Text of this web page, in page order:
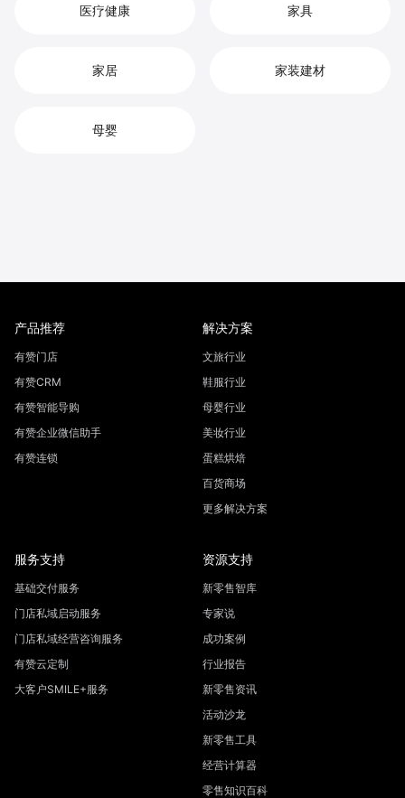
医疗健康 家具
家居 家装建材
母婴
产品推荐
有赞门店
有赞CRM
有赞智能导购
有赞企业微信助手
有赞连锁
解决方案
文旅行业
鞋服行业
母婴行业
美妆行业
蛋糕烘焙
百货商场
更多解决方案
服务支持
基础交付服务
门店私域启动服务
门店私域经营咨询服务
有赞云定制
大客户SMILE+服务
资源支持
新零售智库
专家说
成功案例
行业报告
新零售资讯
活动沙龙
新零售工具
经营计算器
零售知识百科